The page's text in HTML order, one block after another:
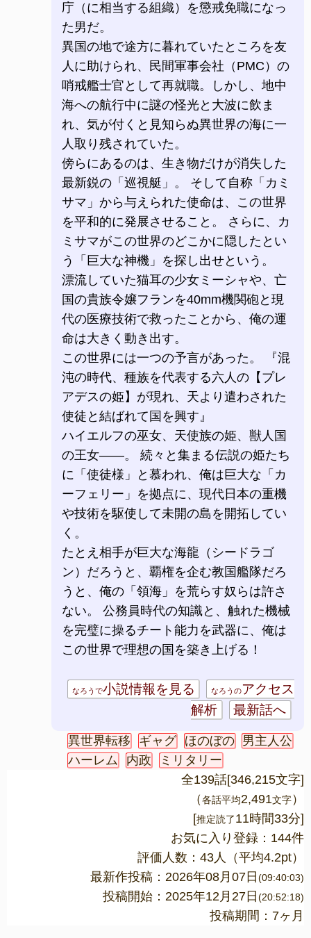
庁（に相当する組織）を懲戒免職になっ
た男だ。
異国の地で途方に暮れていたところを友
人に助けられ、民間軍事会社（PMC）の
哨戒艦士官として再就職。しかし、地中
海への航行中に謎の怪光と大波に飲ま
れ、気が付くと見知らぬ異世界の海に一
人取り残されていた。
傍らにあるのは、生き物だけが消失した
最新鋭の「巡視艇」。 そして自称「カミ
サマ」から与えられた使命は、この世界
を平和的に発展させること。 さらに、カ
ミサマがこの世界のどこかに隠したとい
う「巨大な神機」を探し出せという。
漂流していた猫耳の少女ミーシャや、亡
国の貴族令嬢フランを40mm機関砲と現
代の医療技術で救ったことから、俺の運
命は大きく動き出す。
この世界には一つの予言があった。 『混
沌の時代、種族を代表する六人の【プレ
アデスの姫】が現れ、天より遣わされた
使徒と結ばれて国を興す』
ハイエルフの巫女、天使族の姫、獣人国
の王女――。 続々と集まる伝説の姫たち
に「使徒様」と慕われ、俺は巨大な「カ
ーフェリー」を拠点に、現代日本の重機
や技術を駆使して未開の島を開拓してい
く。
たとえ相手が巨大な海龍（シードラゴ
ン）だろうと、覇権を企む教国艦隊だろ
うと、俺の「領海」を荒らす奴らは許さ
ない。 公務員時代の知識と、触れた機械
を完璧に操るチート能力を武器に、俺は
この世界で理想の国を築き上げる！
なろうで小説情報を見る なろうのアクセス
解析
最新話へ
異世界転移 ギャグ ほのぼの
男主人公
ハーレム
内政
ミリタリー
全139話[346,215文字]
（各話平均2,491文字）
[推定読了11時間33分]
お気に入り登録：144件
評価人数： 43 人（平均4.2pt）
最新作投稿：2026年08月07日(09:40:03)
投稿開始：2025年12月27日(20:52:18)
投稿期間：7ヶ月